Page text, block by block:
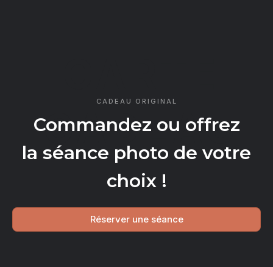
CADEAU ORIGINAL
Commandez ou offrez
la séance photo de votre
choix !
Réserver une séance
CADEAU